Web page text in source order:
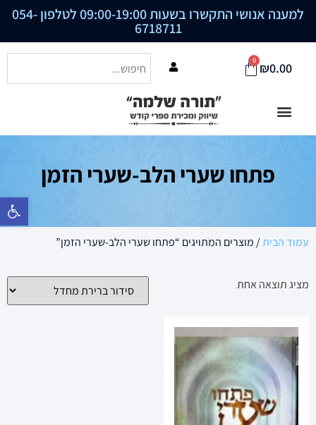
פתח סרגל
למענה אנושי התקשרו בשעות 09:00-19:00 לטלפון 054-
6718711
₪0.00
0
פתחו שערי הלב-שערי הזמן
עמוד הבית/ מוצרים המתויגים “פתחו שערי הלב-שערי הזמן”
מציג תוצאה אחת